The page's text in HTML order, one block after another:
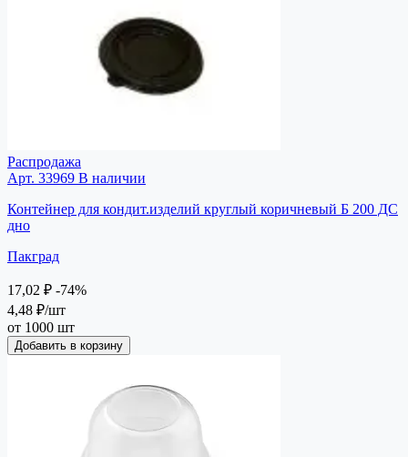
Распродажа
Арт. 33969 В наличии
Контейнер для кондит.изделий круглый коричневый Б 200 ДС
дно
Пакград
17,02 ₽ -74%
4,48 ₽/шт
от 1000 шт
Добавить в корзину